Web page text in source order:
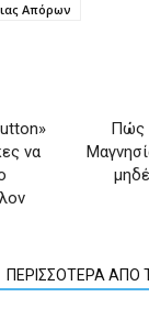
Απόρων
να
Πώς
ΠΕΡΙΣΣΟΤΕΡΑ ΑΠΟ